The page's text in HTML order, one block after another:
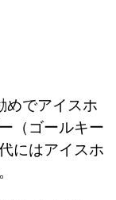
めでアイスホ
（ゴールキー
にはアイスホ